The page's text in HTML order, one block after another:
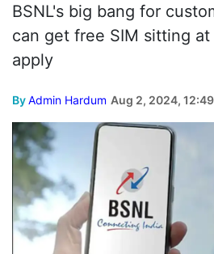
BSNL's big bang for
can get free SIM sitting
apply
ByAdmin Hardum Aug 2, 2024,